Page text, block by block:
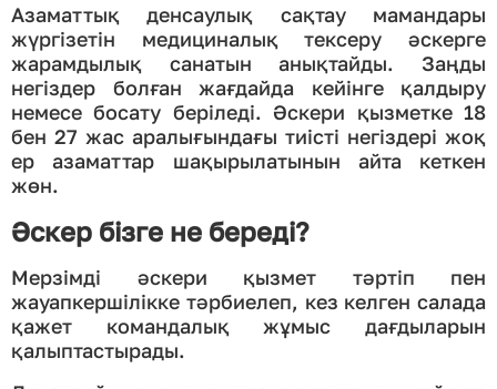
Азаматтық денсаулық сақтау мамандары
жүргізетін медициналық тексеру әскерге
жарамдылық санатын анықтайды. Заңды
негіздер болған жағдайда кейінге қалдыру
немесе босату беріледі. Әскери қызметке 18
бен 27 жас аралығындағы тиісті негіздері жоқ
ер азаматтар шақырылатынын айта кеткен
жөн.
Әскер бізге не береді?
Мерзімді әскери қызмет тәртіп пен
жауапкершілікке тәрбиелеп, кез келген салада
қажет командалық жұмыс дағдыларын
қалыптастырады.